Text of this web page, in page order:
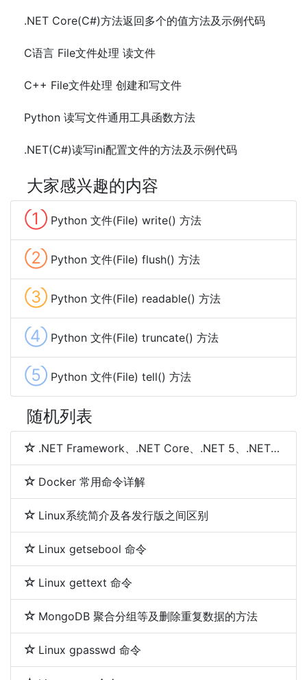
.NET Core(C#)方法返回多个的值方法及示例代码
C语言 File文件处理 读文件
C++ File文件处理 创建和写文件
Python 读写文件通用工具函数方法
.NET(C#)读写ini配置文件的方法及示例代码
大家感兴趣的内容
① Python 文件(File) write() 方法
② Python 文件(File) flush() 方法
③ Python 文件(File) readable() 方法
④ Python 文件(File) truncate() 方法
⑤ Python 文件(File) tell() 方法
随机列表
.NET Framework、.NET Core、.NET 5、.NET 6和.NET 7 简介及区别
Docker 常用命令详解
Linux系统简介及各发行版之间区别
Linux getsebool 命令
Linux gettext 命令
MongoDB 聚合分组等及删除重复数据的方法
Linux gpasswd 命令